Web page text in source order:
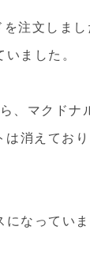
注文しま
ました。
、マクドナ
消えてお
なってい